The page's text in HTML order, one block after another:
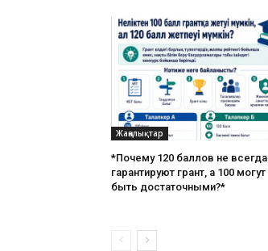
Жаңалықтар
*Почему 120 баллов не всегда
гарантируют грант, а 100 могут
быть достаточными?*